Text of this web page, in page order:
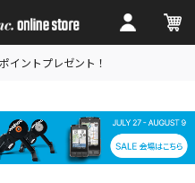
イントプレゼント！